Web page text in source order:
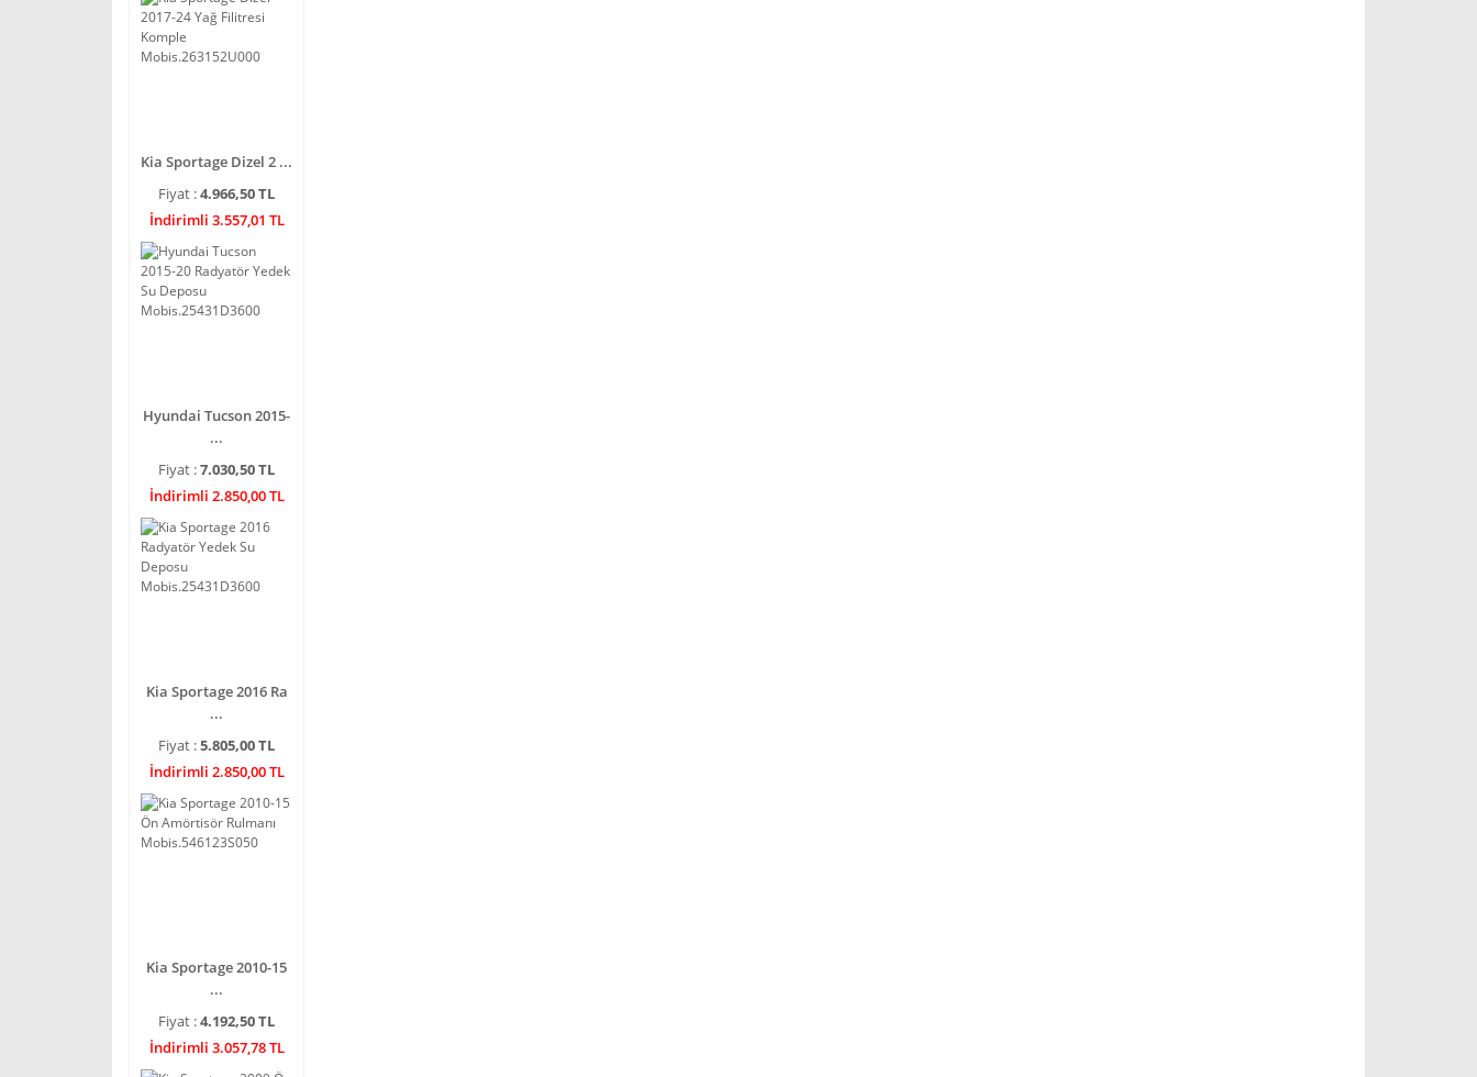
Kia Sportage Dizel 2 ...
Fiyat :4.966,50 TL
İndirimli 3.557,01 TL
Hyundai Tucson 2015-
...
Fiyat :7.030,50 TL
İndirimli 2.850,00 TL
Kia Sportage 2016 Ra
...
Fiyat :5.805,00 TL
İndirimli 2.850,00 TL
Kia Sportage 2010-15
...
Fiyat :4.192,50 TL
İndirimli 3.057,78 TL